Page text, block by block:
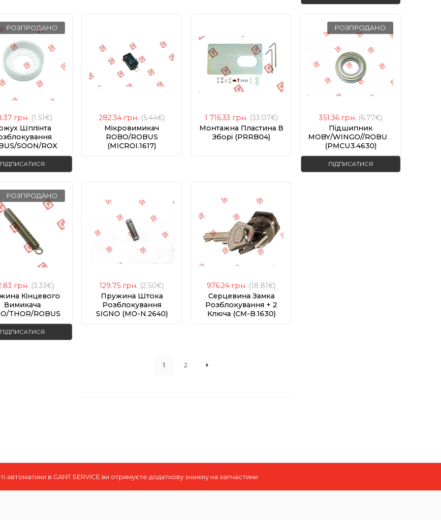
РОЗПРОДАНО
грн. (1.51€)
Шплінта
SOON/ROX
ПІДПИСАТИСЯ
282.34 грн. (5.44€)
Мікровимикач
ROBO/ROBUS
(MICROI.1617)
1 716.33 грн. (33.07€)
Монтажна Пластина В
Зборі (PRRB04)
РОЗПРОДАНО
351.36 грн. (6.77€)
Підшипник
MOBY/WINGO//ROBUS/ROX/RUN/
(PMCU3.4630)
ПІДПИСАТИСЯ
РОЗПРОДАНО
грн. (3.33€)
Кінцевого
Вимикача
THOR/ROBUS
D.2640)
ПІДПИСАТИСЯ
129.75 грн. (2.50€)
Пружина Штока
Розблокування
SIGNO (MO-N.2640)
976.24 грн. (18.81€)
Серцевина Замка
Розблокування + 2
Ключа (CM-B.1630)
1 2
автоматики в GANT SERVICE ви отримуєте додаткову знижку на запчастини